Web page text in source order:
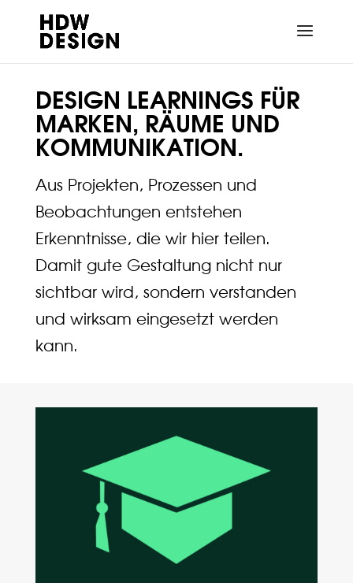
DESIGN LEARNINGS FÜR
MARKEN, RÄUME UND
KOMMUNIKATION.
Aus Projekten, Prozessen und
Beobachtungen entstehen
Erkenntnisse, die wir hier teilen.
Damit gute Gestaltung nicht nur
sichtbar wird, sondern verstanden
und wirksam eingesetzt werden
kann.